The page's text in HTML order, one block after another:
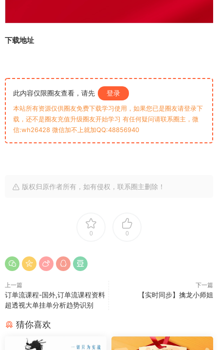
下载地址
此内容仅限圈友查看，请先 登录
本站所有资源仅供圈友免费下载学习使用，如果您已是圈友请登录下
载，还不是圈友充值升级圈友开始学习 有任何疑问请联系圈主，微
信:wh26428 微信加不上就加QQ:48856940
版权归原作者所有，如有侵权，联系圈主删除！
0 0
上一篇
订单流课程-国外,订单流课程资料
超透视大单挂单分析趋势识别
下一篇
【实时同步】擒龙小师姐
猜你喜欢